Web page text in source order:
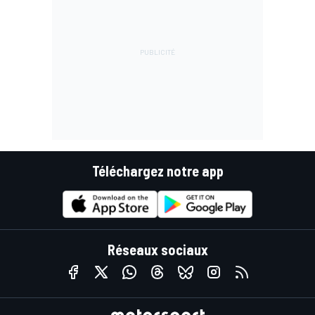
Téléchargez notre app
Réseaux sociaux